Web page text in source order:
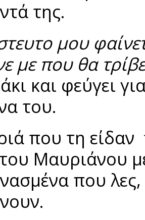
της.
μου
με που θα
και φεύγει
του.
που τη
Μαυριάνου
που λες,